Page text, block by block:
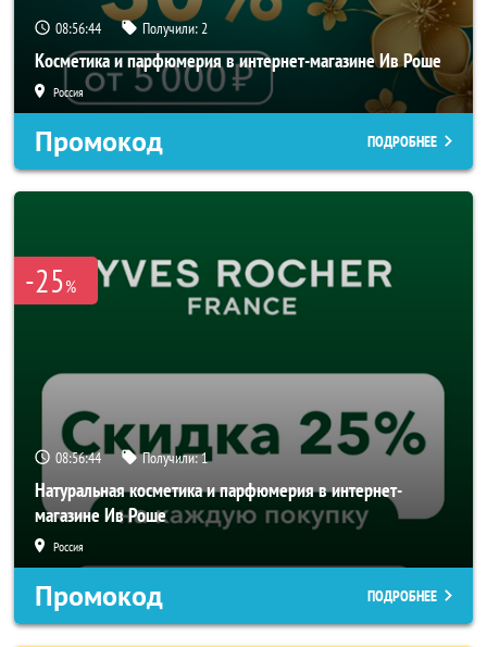
08:56:43 Получили:2
Косметика и парфюмерия в интернет-магазине Ив Роше
Россия
Промокод ПОДРОБНЕЕ
-25%
08:56:43 Получили:1
Натуральная косметика и парфюмерия в интернет-
магазине Ив Роше
Россия
Промокод ПОДРОБНЕЕ